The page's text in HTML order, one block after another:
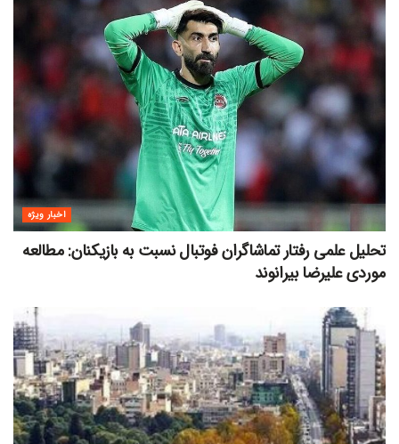
اخبار ویژه
تحلیل علمی رفتار تماشاگران فوتبال نسبت به بازیکنان: مطالعه
موردی علیرضا بیرانوند